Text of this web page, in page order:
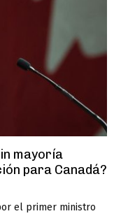
mayoría
para Canadá?
el primer ministro